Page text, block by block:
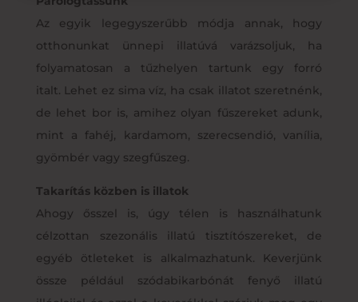
Az egyik legegyszerűbb módja annak, hogy
otthonunkat ünnepi illatúvá varázsoljuk, ha
folyamatosan a tűzhelyen tartunk egy forró
italt. Lehet ez sima víz, ha csak illatot szeretnénk,
de lehet bor is, amihez olyan fűszereket adunk,
mint a fahéj, kardamom, szerecsendió, vanília,
gyömbér vagy szegfűszeg.
Takarítás közben is illatok
Ahogy ősszel is, úgy télen is használhatunk
célzottan szezonális illatú tisztítószereket, de
egyéb ötleteket is alkalmazhatunk. Keverjünk
össze például szódabikarbónát fenyő illatú